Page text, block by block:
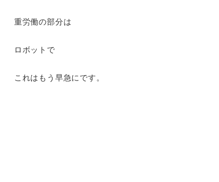
重労働の部分は
ロボットで
これはもう早急にです。